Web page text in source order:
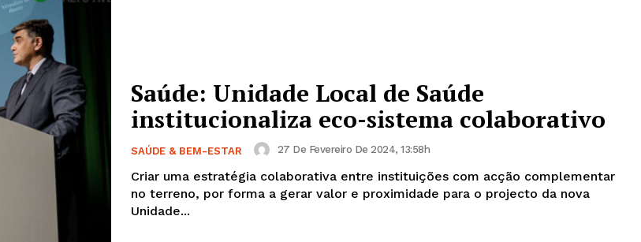
Institucional
Edição Digital
Saúde: Unidade Local de Saúde
institucionaliza eco-sistema colaborativo
SAÚDE & BEM-ESTAR 27 De Fevereiro De 2024, 13:58h
Criar uma estratégia colaborativa entre instituições com acção complementar
no terreno, por forma a gerar valor e proximidade para o projecto da nova
Unidade...